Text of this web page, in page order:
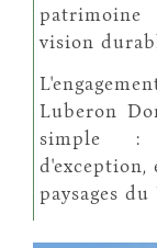
vision
Luberon
simple :
d'exception,
paysages